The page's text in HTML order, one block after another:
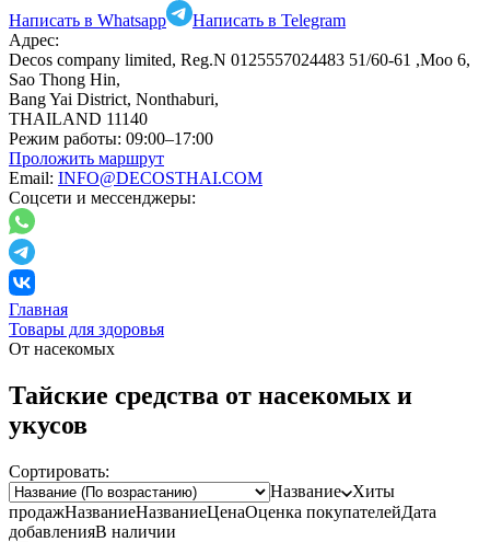
Написать в Whatsapp
Написать в Telegram
Адрес:
Decos company limited, Reg.N 0125557024483 51/60-61 ,Moo 6,
Sao Thong Hin,
Bang Yai District, Nonthaburi,
THAILAND 11140
Режим работы: 09:00–17:00
Проложить маршрут
Email: INFO@DECOSTHAI.COM
Соцсети и мессенджеры:
Главная
Товары для здоровья
От насекомых
Тайские средства от насекомых и
укусов
Сортировать:
Название
Хиты
продажНазваниеНазваниеЦенаОценка покупателейДата
добавленияВ наличии